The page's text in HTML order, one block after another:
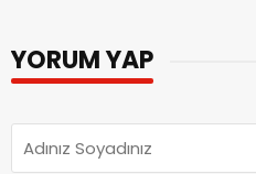
YORUM YAP